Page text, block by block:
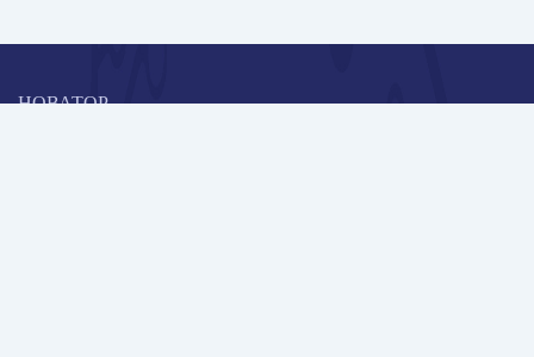
НОВАТОР